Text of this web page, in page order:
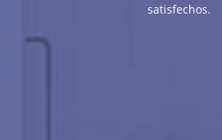
satisfechos.